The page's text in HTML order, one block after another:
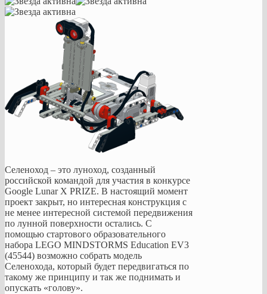
Селеноход – это луноход, созданный
российской командой для участия в конкурсе
Google Lunar X PRIZE. В настоящий момент
проект закрыт, но интересная конструкция с
не менее интересной системой передвижения
по лунной поверхности остались. С
помощью стартового образовательного
набора LEGO MINDSTORMS Education EV3
(45544) возможно собрать модель
Селенохода, который будет передвигаться по
такому же принципу и так же поднимать и
опускать «голову».